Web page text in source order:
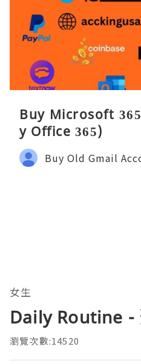
Buy Microsoft
y Office 365)
Buy Old Gmail
女生
Daily Routine -
瀏覽次數:14520